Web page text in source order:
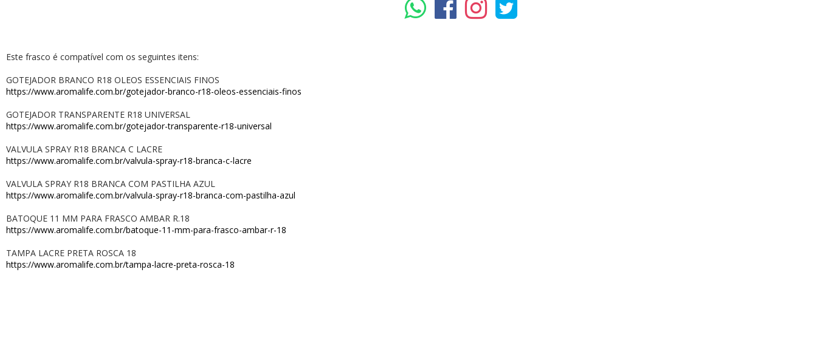
Bases Neutras
AromaPreciosos
Livros
Cuidados Pessoais
Óleos Corporais
Agosto na Aromalife
Este frasco é compatível com os seguintes itens:
GOTEJADOR BRANCO R18 OLEOS ESSENCIAIS FINOS
https://www.aromalife.com.br/gotejador-branco-r18-oleos-essenciais-finos
GOTEJADOR TRANSPARENTE R18 UNIVERSAL
https://www.aromalife.com.br/gotejador-transparente-r18-universal
VALVULA SPRAY R18 BRANCA C LACRE
https://www.aromalife.com.br/valvula-spray-r18-branca-c-lacre
VALVULA SPRAY R18 BRANCA COM PASTILHA AZUL
https://www.aromalife.com.br/valvula-spray-r18-branca-com-pastilha-azul
BATOQUE 11 MM PARA FRASCO AMBAR R.18
https://www.aromalife.com.br/batoque-11-mm-para-frasco-ambar-r-18
TAMPA LACRE PRETA ROSCA 18
https://www.aromalife.com.br/tampa-lacre-preta-rosca-18